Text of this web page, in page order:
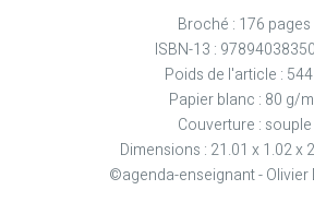
Broché : 176 pages
ISBN-13 :
Poids de l'article :
Papier blanc : 80 g/
Couverture : souple
Dimensions : 21.01 x 1.02 x
©agenda-enseignant - Olivier